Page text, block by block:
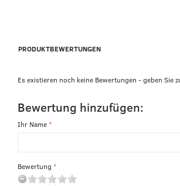
PRODUKTBEWERTUNGEN
Es existieren noch keine Bewertungen - geben Sie
Bewertung hinzufügen:
Ihr Name
Bewertung